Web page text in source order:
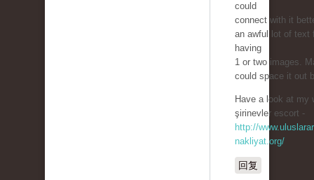
could
connect with it
an awful lot of text
having
1 or two images.
could space it out
Have a look at my
şirinevler escort -
http://
nakliyat.org/
回复